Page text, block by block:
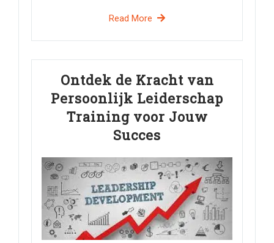
Read More
Ontdek de Kracht van
Persoonlijk Leiderschap
Training voor Jouw
Succes